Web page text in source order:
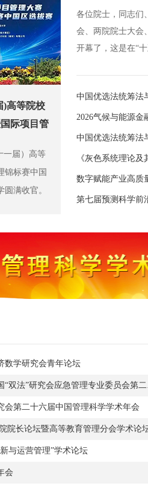
)高等院校
际项目管
届高等院
讨会同期
一届）高等
锦标赛中国
满收官。
各位院士，同志们
会、两院院士大会
开幕了，这是在“
工作者致以诚挚问
朋友们表示热烈欢
数学研究会青年论坛
会第二十六届中国管理科学学术年会
院长论坛暨高等教育管理分会学术论
与运营管理”学术论坛
会